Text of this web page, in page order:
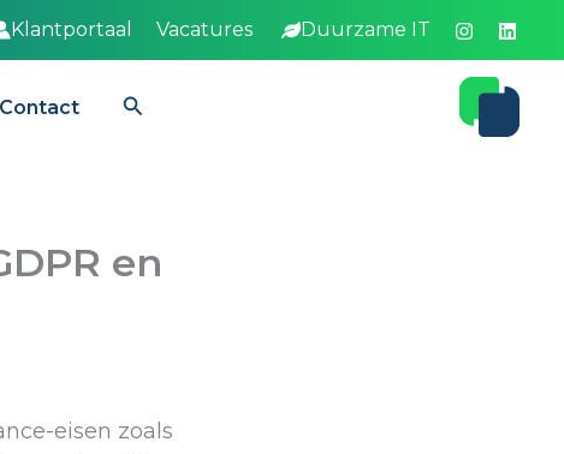
Klantportaal Vacatures Duurzame IT
Contact Zoeken
en
eisen zoals